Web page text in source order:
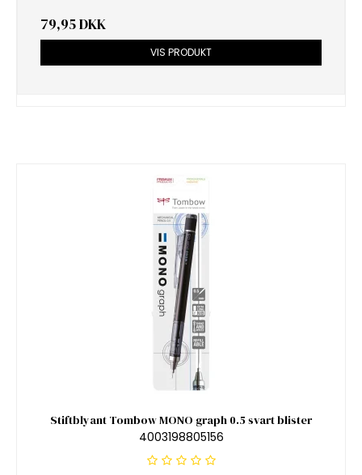
79,95 DKK
VIS PRODUKT
Stiftblyant Tombow MONO graph 0.5 svart blister
4003198805156